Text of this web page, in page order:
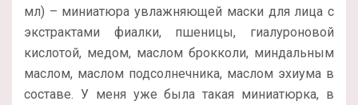
мл) – миниатюра увлажняющей маски для лица с
экстрактами фиалки, пшеницы, гиалуроновой
кислотой, медом, маслом брокколи, миндальным
маслом, маслом подсолнечника, маслом эхиума в
составе. У меня уже была такая миниатюрка, в